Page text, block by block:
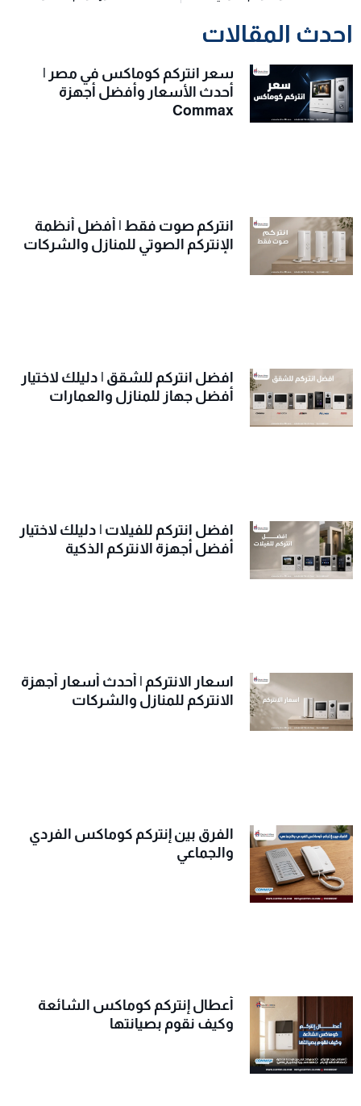
احدث المقالات
سعر انتركم كوماكس في مصر |
أحدث الأسعار وأفضل أجهزة
Commax
انتركم صوت فقط | أفضل أنظمة
الإنتركم الصوتي للمنازل والشركات
افضل انتركم للشقق | دليلك لاختيار
أفضل جهاز للمنازل والعمارات
افضل انتركم للفيلات | دليلك لاختيار
أفضل أجهزة الانتركم الذكية
اسعار الانتركم | أحدث أسعار أجهزة
الانتركم للمنازل والشركات
الفرق بين إنتركم كوماكس الفردي
والجماعي
أعطال إنتركم كوماكس الشائعة
وكيف نقوم بصيانتها